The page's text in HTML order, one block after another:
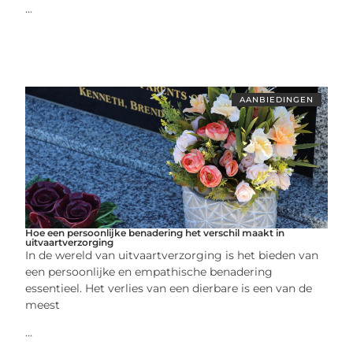
...
AANBIEDINGEN
Hoe een persoonlijke benadering het verschil maakt in
uitvaartverzorging
In de wereld van uitvaartverzorging is het bieden van
een persoonlijke en empathische benadering
essentieel. Het verlies van een dierbare is een van de
meest
...